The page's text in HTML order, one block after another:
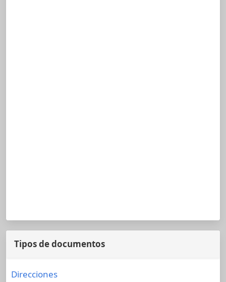
Tipos de documentos
Direcciones